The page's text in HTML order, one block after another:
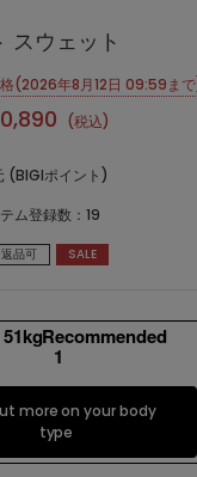
スウェット
(2026年8月12日 09:59ま
(税込)
(BIGIポイント)
ム登録数： 19
返品可 SALE
1
more on your body
type